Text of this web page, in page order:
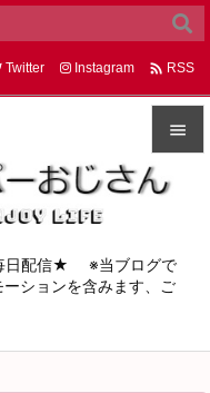


メニュ
サイド


Twitter Instagram  RSS
日配信★ ※当ブログで
ションを含みます、ご